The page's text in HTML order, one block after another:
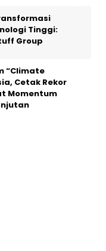
Tinggi:
Group
“Climate
Cetak Rekor
Momentum